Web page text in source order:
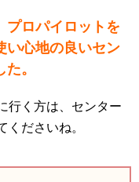
プロパイロットを
い心地の良いセン
。
行く方は、センター
くださいね。